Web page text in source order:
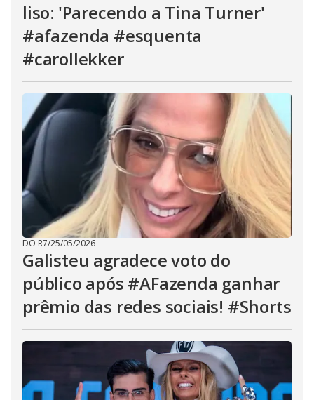
liso: 'Parecendo a Tina Turner'
#afazenda #esquenta
#carollekker
DO R7/25/05/2026
Galisteu agradece voto do
público após #AFazenda ganhar
prêmio das redes sociais! #Shorts